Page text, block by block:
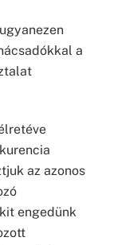
a
az azonos
engedünk